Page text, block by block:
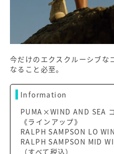
今だけのエクスクルーシブな
なること必至。
Information
PUMA×WIND AND SEA
《ラインアップ》
RALPH SAMPSON LO
RALPH SAMPSON MID
（すべて税込）